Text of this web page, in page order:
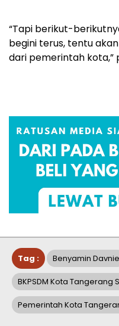
“Tapi berikut-
begini terus, tentu
dari pemerintah kota,”
Tag : Benyamin Davnie
BKPSDM Kota Tangerang
Pemerintah Kota